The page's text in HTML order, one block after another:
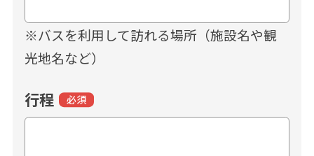
※バスを利用して訪れる場所（施設名や観
光地名など）
行程 必須